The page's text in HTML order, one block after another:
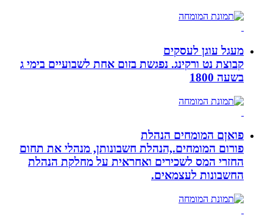
מעגל עוגן לעסקים
קבוצת נט ורקינג. נפגשת בזום אחת לשבועיים בימי ג
בשעה 1800
פואןם המומחים הנהלת
פורום המומחים.,הנהלת חשבונותן, מנהלי את תחום
החזרי המס לשכירים ואחראית על מחלקת הנהלת
החשבונות לעצמאים.